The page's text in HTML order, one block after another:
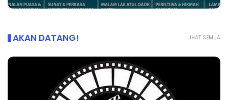
LIHAT SEMUA
AKAN DATANG!